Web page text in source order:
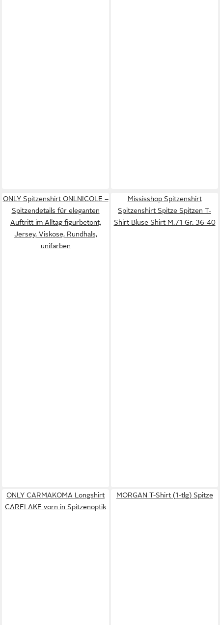
ONLY Spitzenshirt ONLNICOLE –
Spitzendetails für eleganten
Auftritt im Alltag figurbetont,
Jersey, Viskose, Rundhals,
unifarben
Mississhop Spitzenshirt
Spitzenshirt Spitze Spitzen T-
Shirt Bluse Shirt M.71 Gr. 36-40
ONLY CARMAKOMA Longshirt
CARFLAKE vorn in Spitzenoptik
MORGAN T-Shirt (1-tlg) Spitze